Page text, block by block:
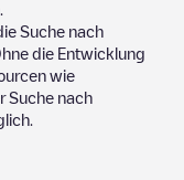
Suche nach
die Entwicklung
wie
Suche nach